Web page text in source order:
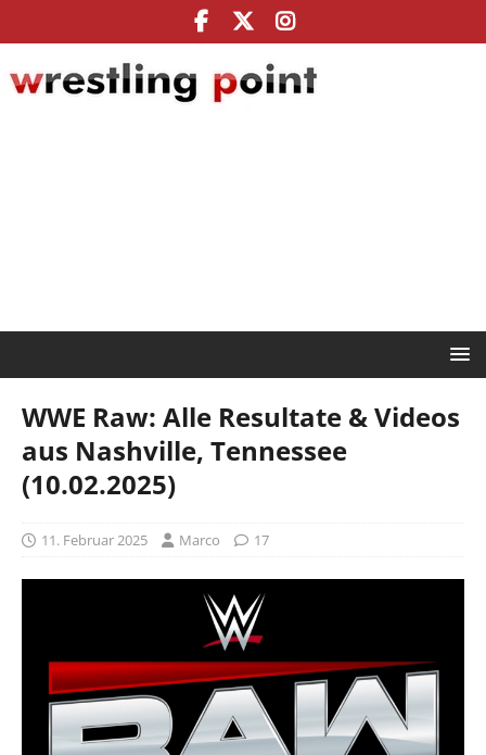
WWE Raw: Alle Resultate & Videos
aus Nashville, Tennessee
(10.02.2025)
11. Februar 2025 Marco 17